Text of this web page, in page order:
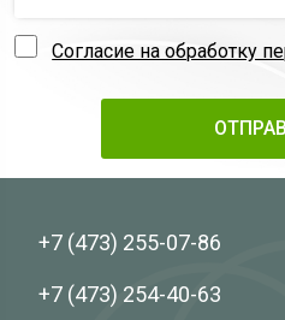
Согласие на обработку
+7 (473) 255-07-86
+7 (473) 254-40-63